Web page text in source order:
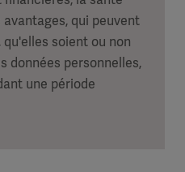
qui peuvent
soient ou non
données personnelles,
une période